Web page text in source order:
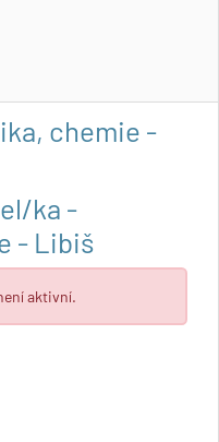
chemie -
ka -
- Libiš
aktivní.